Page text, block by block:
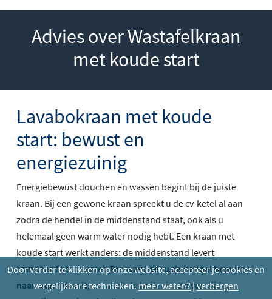
Door verder te klikken op onze website, accepteer je cookies en
vergelijkbare technieken.meer weten?|verbergen
Advies over Wastafelkraan
met koude start
Lavabokraan met koude
start: bewust en
energiezuinig
Energiebewust douchen en wassen begint bij de juiste
kraan. Bij een gewone kraan spreekt u de cv-ketel al aan
zodra de hendel in de middenstand staat, ook als u
helemaal geen warm water nodig hebt. Een kraan met
koude start werkt anders: de middenstand levert
standaard koud water.Pas wanneer u de hendel bewust
naar warm draait, schakelt de boiler in. Zo vermijdt u